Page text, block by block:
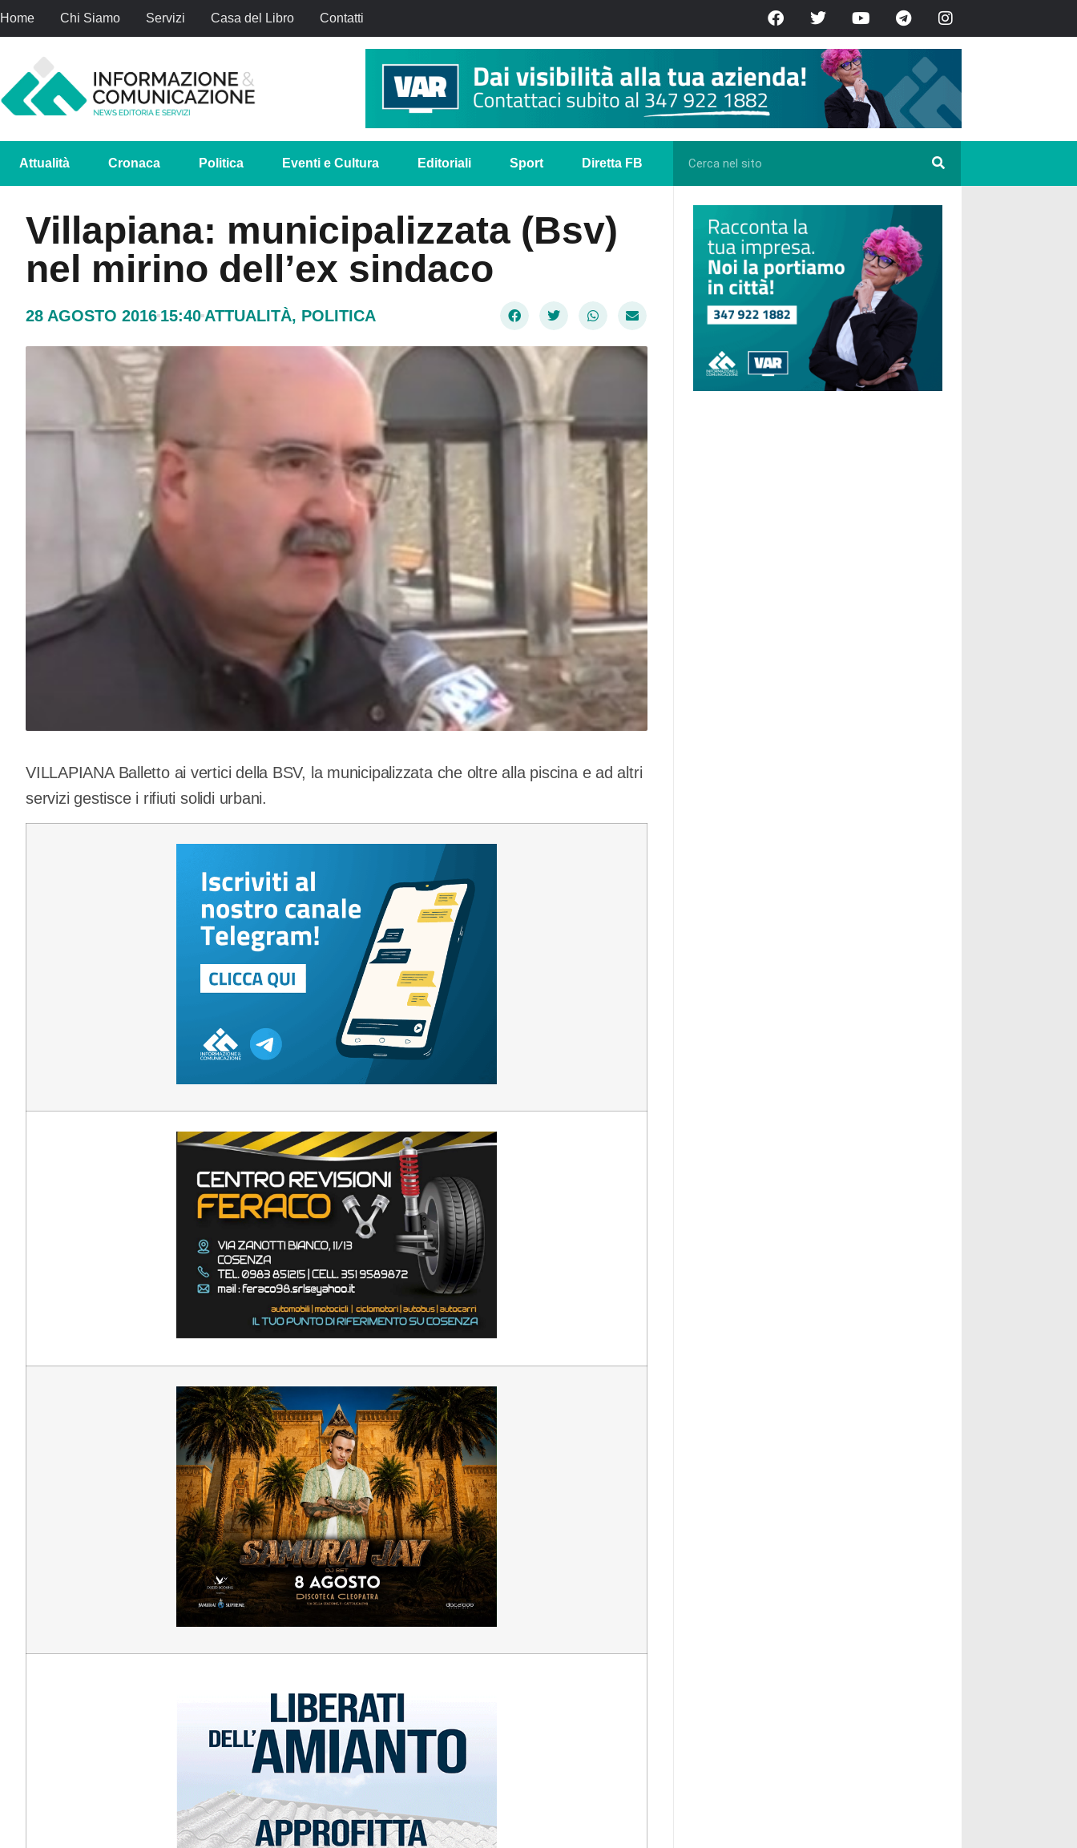
Home Chi Siamo Servizi Casa del Libro Contatti
Attualità Cronaca Politica Eventi e Cultura Editoriali Sport Diretta FB
Villapiana: municipalizzata (Bsv)
nel mirino dell’ex sindaco
28 AGOSTO 2016 15:40 ATTUALITÀ, POLITICA
VILLAPIANA Balletto ai vertici della BSV, la municipalizzata che oltre alla piscina e ad altri
servizi gestisce i rifiuti solidi urbani.